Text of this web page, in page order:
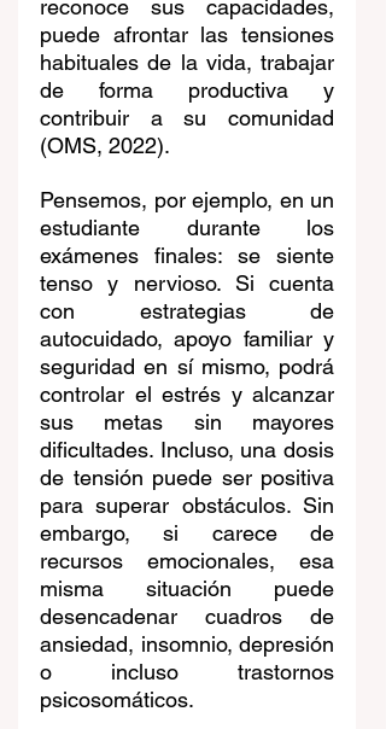
reconoce sus capacidades,
puede afrontar las tensiones
habituales de la vida, trabajar
de forma productiva y
contribuir a su comunidad
(OMS, 2022).
Pensemos, por ejemplo, en un
estudiante durante los
exámenes finales: se siente
tenso y nervioso. Si cuenta
con estrategias de
autocuidado, apoyo familiar y
seguridad en sí mismo, podrá
controlar el estrés y alcanzar
sus metas sin mayores
dificultades. Incluso, una dosis
de tensión puede ser positiva
para superar obstáculos. Sin
embargo, si carece de
recursos emocionales, esa
misma situación puede
desencadenar cuadros de
ansiedad, insomnio, depresión
o incluso trastornos
psicosomáticos.